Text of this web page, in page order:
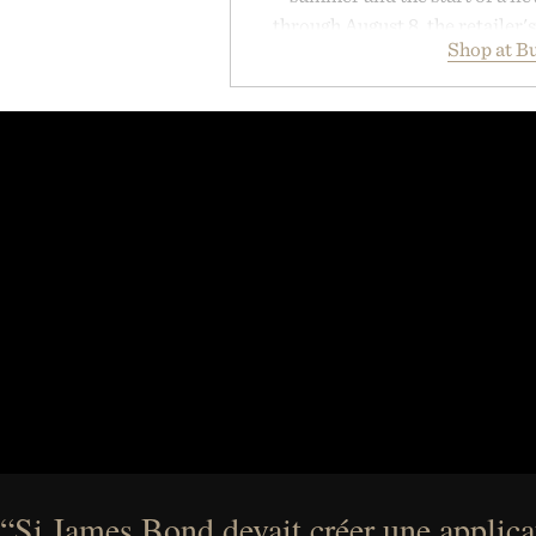
through August 8, the
year offers special pricing
and back-to-school essentials,
entire wardrobe in one trip.
Shop at